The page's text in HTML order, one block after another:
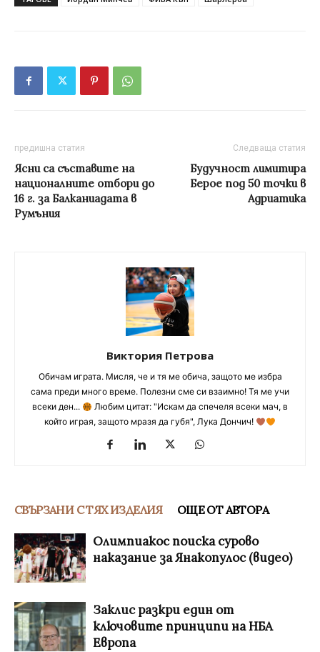
предишна статия
Ясни са съставите на
националните отбори до
16 г. за Балканиадата в
Румъния
Следваща статия
Будучност лимитира
Берое под 50 точки в
Адриатика
Виктория Петрова
Обичам играта. Мисля, че и тя ме обича, защото ме избра
сама преди много време. Полезни сме си взаимно! Тя ме учи
всеки ден...
Любим цитат: "Искам да спечеля всеки мач, в
който играя, защото мразя да губя", Лука Дончич!
СВЪРЗАНИ С ТЯХ ИЗДЕЛИЯ ОЩЕ ОТ АВТОРА
Олимпиакос поиска сурово
наказание за Янакопулос (видео)
Заклис разкри един от
ключовите принципи на НБА
Европа